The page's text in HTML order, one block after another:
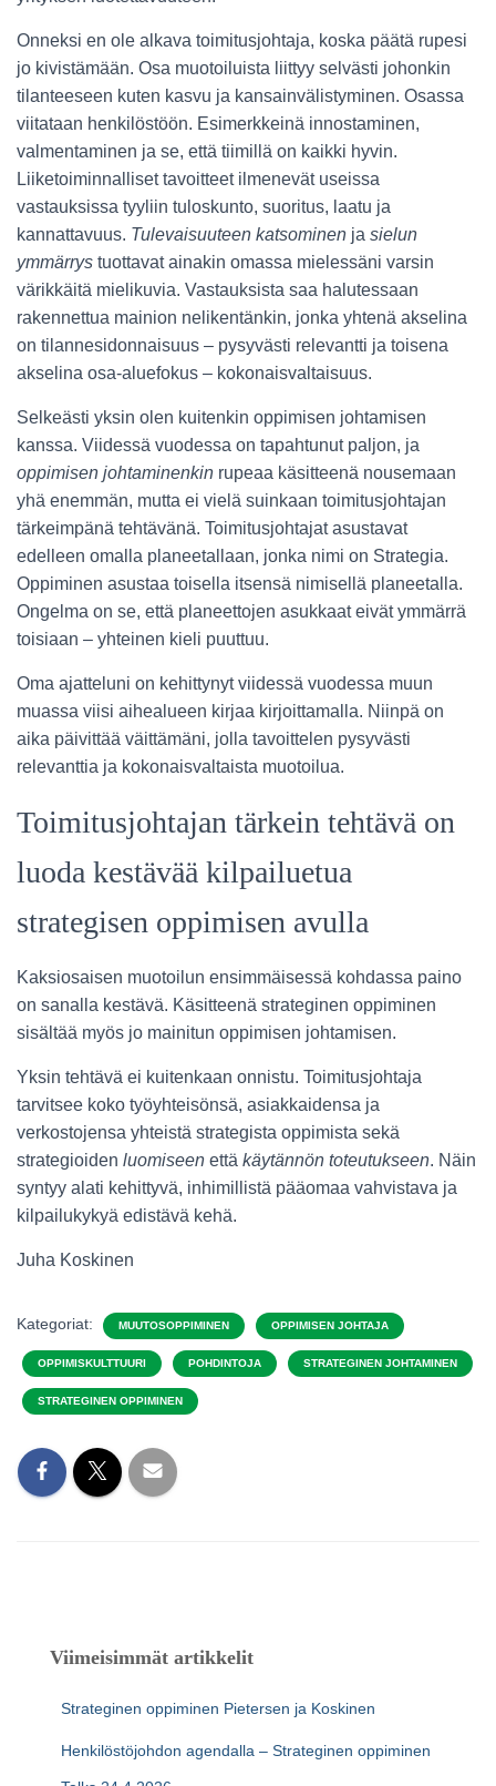
Onneksi en ole alkava toimitusjohtaja, koska päätä rupesi
jo kivistämään. Osa muotoiluista liittyy selvästi johonkin
tilanteeseen kuten kasvu ja kansainvälistyminen. Osassa
viitataan henkilöstöön. Esimerkkeinä innostaminen,
valmentaminen ja se, että tiimillä on kaikki hyvin.
Liiketoiminnalliset tavoitteet ilmenevät useissa
vastauksissa tyyliin tuloskunto, suoritus, laatu ja
kannattavuus. Tulevaisuuteen katsominen ja sielun
ymmärrys tuottavat ainakin omassa mielessäni varsin
värikkäitä mielikuvia. Vastauksista saa halutessaan
rakennettua mainion nelikentänkin, jonka yhtenä akselina
on tilannesidonnaisuus – pysyvästi relevantti ja toisena
akselina osa-aluefokus – kokonaisvaltaisuus.
Selkeästi yksin olen kuitenkin oppimisen johtamisen
kanssa. Viidessä vuodessa on tapahtunut paljon, ja
oppimisen johtaminenkin rupeaa käsitteenä nousemaan
yhä enemmän, mutta ei vielä suinkaan toimitusjohtajan
tärkeimpänä tehtävänä. Toimitusjohtajat asustavat
edelleen omalla planeetallaan, jonka nimi on Strategia.
Oppiminen asustaa toisella itsensä nimisellä planeetalla.
Ongelma on se, että planeettojen asukkaat eivät ymmärrä
toisiaan – yhteinen kieli puuttuu.
Oma ajatteluni on kehittynyt viidessä vuodessa muun
muassa viisi aihealueen kirjaa kirjoittamalla. Niinpä on
aika päivittää väittämäni, jolla tavoittelen pysyvästi
relevanttia ja kokonaisvaltaista muotoilua.
Toimitusjohtajan tärkein tehtävä on
luoda kestävää kilpailuetua
strategisen oppimisen avulla
Kaksiosaisen muotoilun ensimmäisessä kohdassa paino
on sanalla kestävä. Käsitteenä strateginen oppiminen
sisältää myös jo mainitun oppimisen johtamisen.
Yksin tehtävä ei kuitenkaan onnistu. Toimitusjohtaja
tarvitsee koko työyhteisönsä, asiakkaidensa ja
verkostojensa yhteistä strategista oppimista sekä
strategioiden luomiseen että käytännön toteutukseen. Näin
syntyy alati kehittyvä, inhimillistä pääomaa vahvistava ja
kilpailukykyä edistävä kehä.
Juha Koskinen
Kategoriat: MUUTOSOPPIMINEN OPPIMISEN JOHTAJA
OPPIMISKULTTUURI POHDINTOJA STRATEGINEN JOHTAMINEN
STRATEGINEN OPPIMINEN
Viimeisimmät artikkelit
Strateginen oppiminen Pietersen ja Koskinen
Henkilöstöjohdon agendalla – Strateginen oppiminen